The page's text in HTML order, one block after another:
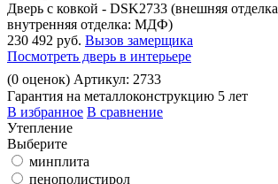
Дверь с ковкой - DSK2733 (внешняя
внутренняя отделка: МДФ)
230 492 руб. Вызов замерщика
Посмотреть дверь в интерьере
(0 оценок) Артикул: 2733
Гарантия на металлоконструкцию 5 лет
В избранное В сравнение
Утепление
Выберите
минплита
пенополистирол